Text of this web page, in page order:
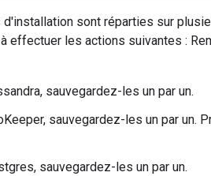
sont réparties sur
effectuer les actions suivantes :
sauvegardez-les un par un.
sauvegardez-les un par un.
sauvegardez-les un par un.